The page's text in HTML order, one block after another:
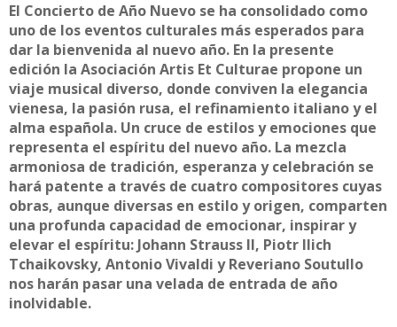
El Concierto de Año Nuevo se ha consolidado como
uno de los eventos culturales más esperados para
dar la bienvenida al nuevo año. En la presente
edición la Asociación Artis Et Culturae propone un
viaje musical diverso, donde conviven la elegancia
vienesa, la pasión rusa, el refinamiento italiano y el
alma española. Un cruce de estilos y emociones que
representa el espíritu del nuevo año. La mezcla
armoniosa de tradición, esperanza y celebración se
hará patente a través de cuatro compositores cuyas
obras, aunque diversas en estilo y origen, comparten
una profunda capacidad de emocionar, inspirar y
elevar el espíritu: Johann Strauss II, Piotr Ilich
Tchaikovsky, Antonio Vivaldi y Reveriano Soutullo
nos harán pasar una velada de entrada de año
inolvidable.